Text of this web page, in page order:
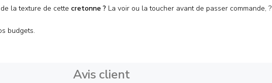
la texture de cette cretonne ? La voir ou la toucher avant de passer commande, ?
budgets.
Avis client